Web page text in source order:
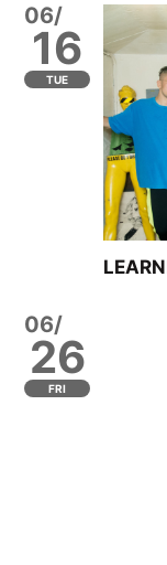
06/
16
TUE
06/
26
FRI